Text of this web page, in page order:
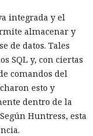
toda la capa de
de solicitudes
de la carga útil
precarga, un
de
los
soporte de
integrada y el
almacenar y
de datos. Tales
SQL y, con ciertas
comandos del
esto y
dentro de la
Huntress, esta